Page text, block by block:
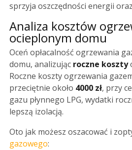
sprzyja oszczędności energii
Analiza kosztów
ocieplonym domu
Oceń opłacalność ogrzewania
domu, analizując roczne koszty
Roczne koszty ogrzewania
przeciętnie około 4000 zł, przy
gazu płynnego LPG, wydatki
lepszą izolacją.
Oto jak możesz oszacować i
gazowego: